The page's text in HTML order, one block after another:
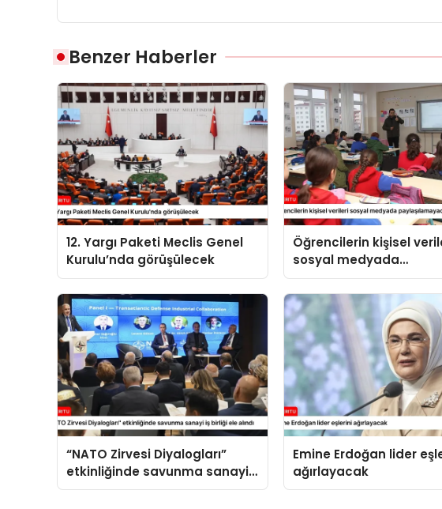
Benzer Haberler
12. Yargı Paketi Meclis Genel
Kurulu’nda görüşülecek
Öğrencilerin kişisel
sosyal medyada
paylaşılamayacak
“NATO Zirvesi Diyalogları”
etkinliğinde savunma sanayi
iş birliği ele alındı
Emine Erdoğan lider
ağırlayacak